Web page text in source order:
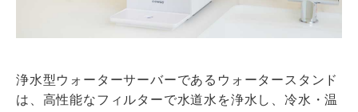
浄水型ウォーターサーバーであるウォータースタンド
は、高性能なフィルターで水道水を浄水し、冷水・温